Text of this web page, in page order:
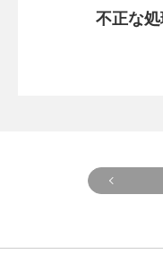
不正な処